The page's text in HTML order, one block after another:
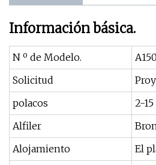
Información básica.
N º de Modelo.
Solicitud
polacos
2-15
Alfiler
Alojamiento
El